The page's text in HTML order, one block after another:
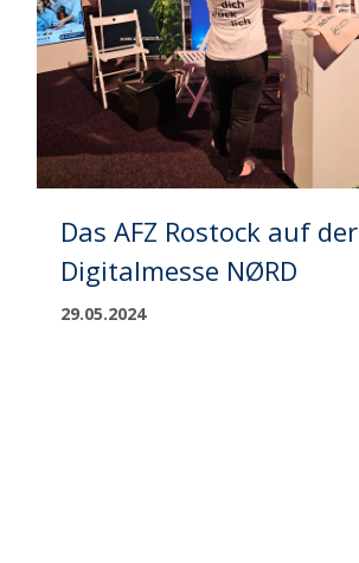
Das AFZ Rostock auf der
Digitalmesse NØRD
29.05.2024